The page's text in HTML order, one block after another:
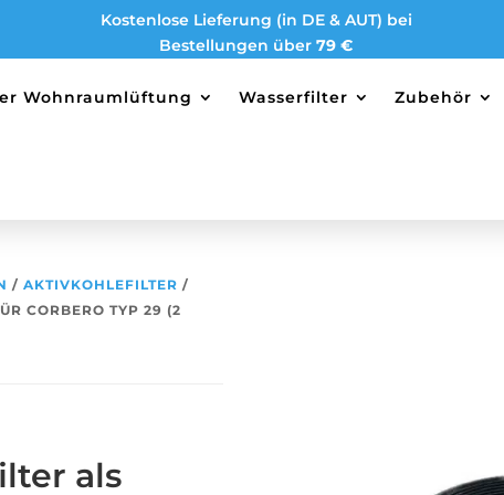
Kostenlose Lieferung (in DE & AUT) bei
Bestellungen über 79 €
Wohnraumlüftung Wasserfilter Zubehör
/AKTIVKOHLEFILTER /
CORBERO TYP 29 (2
als